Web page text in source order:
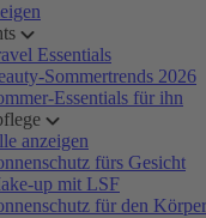
Essentials
Sommertrends 2026
Essentials für ihn
anzeigen
fürs Gesicht
up mit LSF
für den Körper